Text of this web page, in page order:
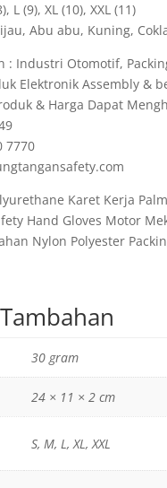
L (9), XL (10), XXL (11)
Abu abu, Kuning,
: Industri Otomotif,
Elektronik Assembly &
& Harga Dapat
7770
Karet Kerja
Hand Gloves Motor
Nylon Polyester
30 gram
24 × 11 × 2 cm
S, M, L, XL, XXL